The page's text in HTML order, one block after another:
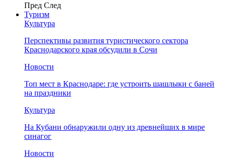
Пред След
Туризм
Культура
Перспективы развития туристического сектора
Краснодарского края обсудили в Сочи
Новости
Топ мест в Краснодаре: где устроить шашлыки с баней
на праздники
Культура
На Кубани обнаружили одну из древнейших в мире
синагог
Новости